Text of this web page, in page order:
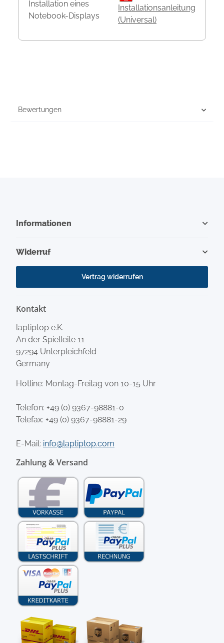
Installation eines
Notebook-Displays
Installationsanleitung
(Universal)
Bewertungen
Informationen
Widerruf
Vertrag widerrufen
Kontakt
laptiptop e.K.
An der Spielleite 11
97294 Unterpleichfeld
Germany
Hotline: Montag-Freitag von 10-15 Uhr
Telefon: +49 (0) 9367-98881-0
Telefax: +49 (0) 9367-98881-29
E-Mail: info@laptiptop.com
Zahlung & Versand